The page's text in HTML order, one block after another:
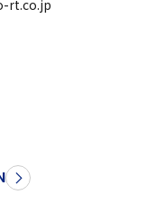
rt.co.jp